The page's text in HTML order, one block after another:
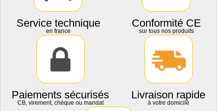
Service technique
en france
Conformité CE
sur tous nos produits
Paiements sécurisés
CB, virement, chèque ou mandat
Livraison rapide
à votre domicile